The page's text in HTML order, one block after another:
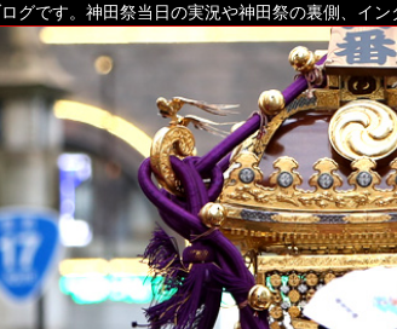
グです。神田祭当日の実況や神田祭の裏側、イ